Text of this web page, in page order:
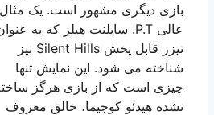
بازی دیگری مشهور است. یک مثال
عالی P.T. سایلنت هیلز که به عنوان
تیزر قابل پخش Silent Hills نیز
شناخته می شود. این نمایش تنها
چیزی است که از بازی هرگز ساخته
نشده هیدئو کوجیما، خالق معروف